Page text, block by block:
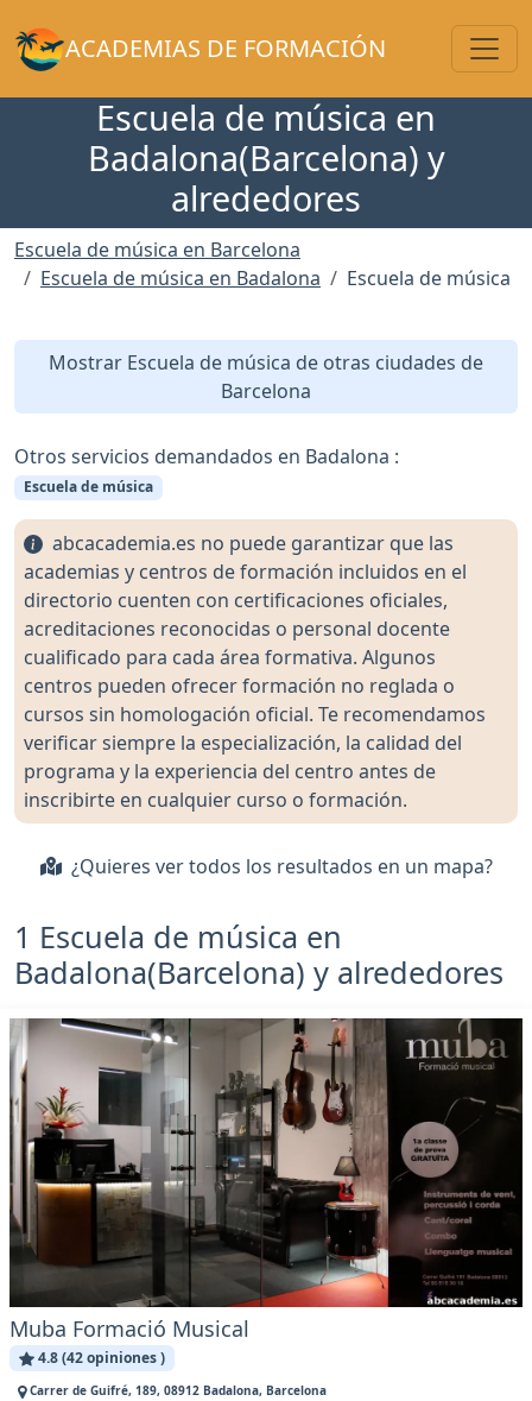
ACADEMIAS DE FORMACIÓN
Escuela de música en
Badalona(Barcelona) y
alrededores
Escuela de música en Barcelona
Escuela de música en Badalona
Escuela de música
Mostrar Escuela de música de otras ciudades de
Barcelona
Otros servicios demandados en Badalona :
Escuela de música
abcacademia.es no puede garantizar que las
academias y centros de formación incluidos en el
directorio cuenten con certificaciones oficiales,
acreditaciones reconocidas o personal docente
cualificado para cada área formativa. Algunos
centros pueden ofrecer formación no reglada o
cursos sin homologación oficial. Te recomendamos
verificar siempre la especialización, la calidad del
programa y la experiencia del centro antes de
inscribirte en cualquier curso o formación.
¿Quieres ver todos los resultados en un mapa?
1 Escuela de música en
Badalona(Barcelona) y alrededores
Muba Formació Musical
4.8 (42 opiniones )
Carrer de Guifré, 189, 08912 Badalona, Barcelona